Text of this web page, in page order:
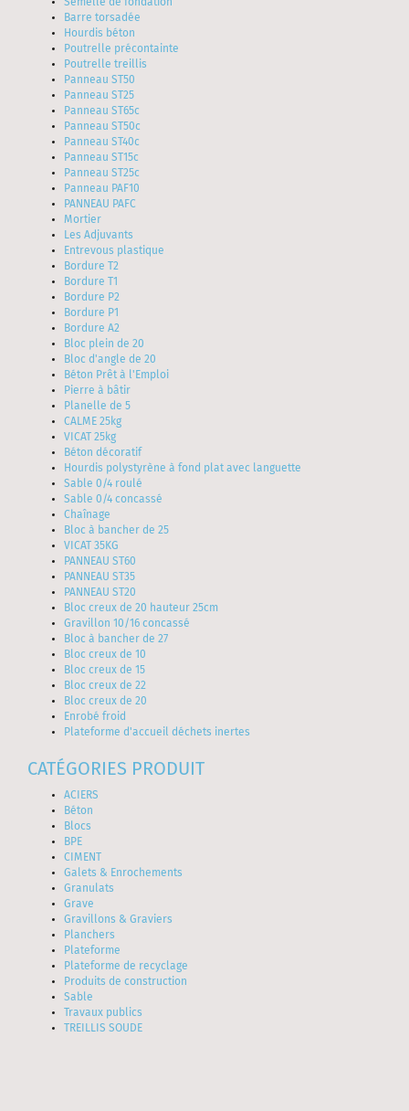
Semelle de fondation
Barre torsadée
Hourdis béton
Poutrelle précontainte
Poutrelle treillis
Panneau ST50
Panneau ST25
Panneau ST65c
Panneau ST50c
Panneau ST40c
Panneau ST15c
Panneau ST25c
Panneau PAF10
PANNEAU PAFC
Mortier
Les Adjuvants
Entrevous plastique
Bordure T2
Bordure T1
Bordure P2
Bordure P1
Bordure A2
Bloc plein de 20
Bloc d'angle de 20
Béton Prêt à l'Emploi
Pierre à bâtir
Planelle de 5
CALME 25kg
VICAT 25kg
Béton décoratif
Hourdis polystyrène à fond plat avec languette
Sable 0/4 roulé
Sable 0/4 concassé
Chaînage
Bloc à bancher de 25
VICAT 35KG
PANNEAU ST60
PANNEAU ST35
PANNEAU ST20
Bloc creux de 20 hauteur 25cm
Gravillon 10/16 concassé
Bloc à bancher de 27
Bloc creux de 10
Bloc creux de 15
Bloc creux de 22
Bloc creux de 20
Enrobé froid
Plateforme d'accueil déchets inertes
CATÉGORIES PRODUIT
ACIERS
Béton
Blocs
BPE
CIMENT
Galets & Enrochements
Granulats
Grave
Gravillons & Graviers
Planchers
Plateforme
Plateforme de recyclage
Produits de construction
Sable
Travaux publics
TREILLIS SOUDE